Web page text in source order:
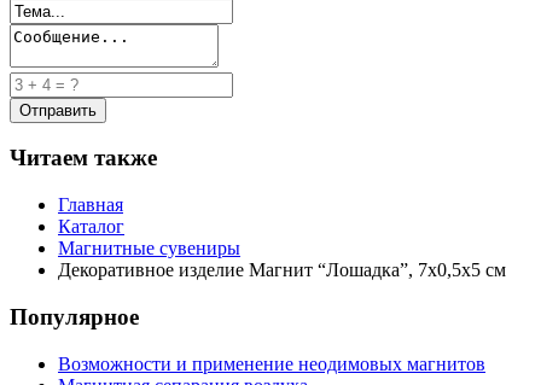
Читаем также
Главная
Каталог
Магнитные сувениры
Декоративное изделие Магнит “Лошадка”, 7х0,5х5 см
Популярное
Возможности и применение неодимовых магнитов